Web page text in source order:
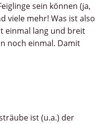
sein können (ja,
viele mehr! Was ist also
einmal lang und breit
noch einmal. Damit
ist (u.a.) der